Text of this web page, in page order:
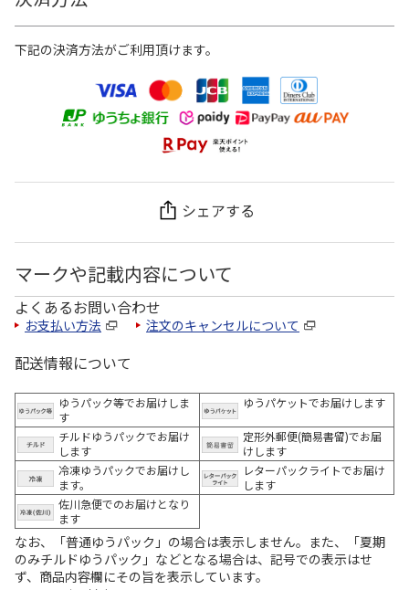
下記の決済方法がご利用頂けます。
シェアする
マークや記載内容について
よくあるお問い合わせ
お支払い方法 注文のキャンセルについて
配送情報について
ゆうパック等でお届けしま
す
ゆうパケットでお届けします
チルドゆうパックでお届け
します
定形外郵便(簡易書留)でお届
けします
冷凍ゆうパックでお届けし
ます。
レターパックライトでお届け
します
佐川急便でのお届けとなり
ます
なお、「普通ゆうパック」の場合は表示しません。また、「夏期
のみチルドゆうパック」などとなる場合は、記号での表示はせ
ず、商品内容欄にその旨を表示しています。